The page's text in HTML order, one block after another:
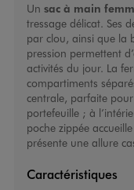
Un sac à main
tressage délicat. Ses
par clou, ainsi que la
pression permettent
activités du jour. La
compartiments
centrale, parfaite
portefeuille ; à
poche zippée
présente une allure
Caractéristiques